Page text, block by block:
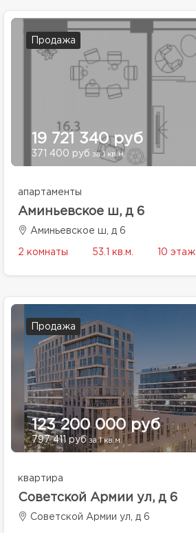
Продажа
19 721 340 руб
371 400 руб за 1 кв.м.
апартаменты
Аминьевское ш, д 6
Аминьевское ш, д 6
2 комнаты 53.1 кв.м. 10 этаж
Продажа
123 200 000 руб
797 411 руб за 1 кв.м.
квартира
Советской Армии ул, д 6
Советской Армии ул, д 6